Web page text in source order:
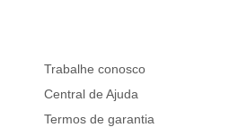
Trabalhe conosco
Central de Ajuda
Termos de garantia